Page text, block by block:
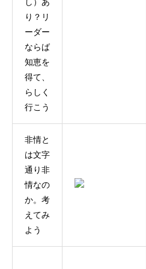
り？リ
ーダー
ならば
知恵を
得て、
らしく
行こう
非情と
は文字
通り非
情なの
か。考
えてみ
よう